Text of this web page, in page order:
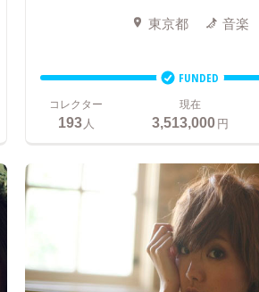
東京都 音楽
FUNDED
コレクター
193人
現在
3,513,000円